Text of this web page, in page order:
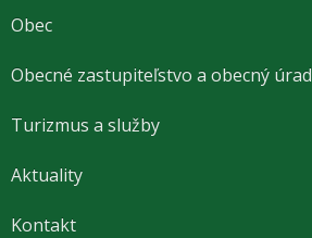
Obec
Obecné zastupiteľstvo a obecný úrad
Turizmus a služby
Aktuality
Kontakt